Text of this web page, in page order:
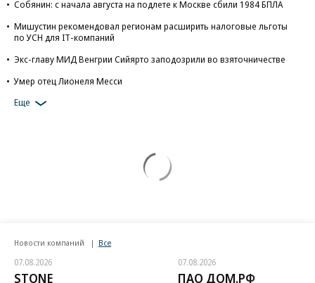
Собянин: с начала августа на подлете к Москве сбили 1984 БПЛА
Мишустин рекомендовал регионам расширить налоговые льготы
по УСН для IT-компаний
Экс-главу МИД Венгрии Сийярто заподозрили во взяточничестве
Умер отец Лионеля Месси
Еще
Новости компаний Все
07.08.2026
STONE
07.08.2026
ПАО ДОМ.РФ